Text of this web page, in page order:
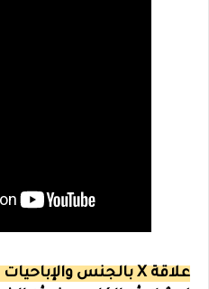
علاقة X بالجنس والإباحيات والرذائل :